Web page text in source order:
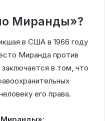
Миранды»?
в США в 1966 году
Миранда против
в том, что
его права.